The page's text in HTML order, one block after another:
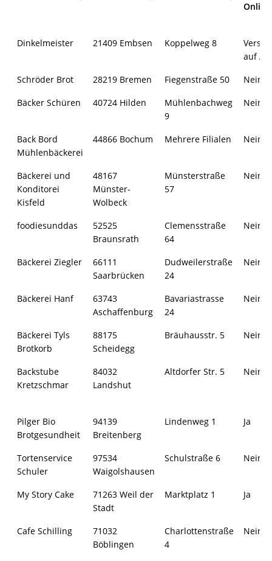
Dinkelmeister 21409 Embsen Koppelweg 8
auf
Schröder Brot
28219 Bremen Fiegenstraße 50
Nein
Bäcker Schüren
40724 Hilden
Mühlenbachweg
9
Nein
Back Bord
Mühlenbäckerei
44866 Bochum Mehrere Filialen Nein
Bäckerei und
Konditorei
Kisfeld
48167
Münster-
Wolbeck
Münsterstraße
57
Nein
foodiesunddas
52525
Braunsrath
Clemensstraße
64
Nein
Bäckerei Ziegler
66111
Saarbrücken
Dudweilerstraße
24
Nein
Bäckerei Hanf
63743
Aschaffenburg
Bavariastrasse
24
Nein
Bäckerei Tyls
Brotkorb
88175
Scheidegg
Bräuhausstr. 5 Nein
Backstube
Kretzschmar
84032
Landshut
Altdorfer Str. 5 Nein
Pilger Bio
Brotgesundheit
94139
Breitenberg
Lindenweg 1 Ja
Tortenservice
Schuler
97534
Waigolshausen
Schulstraße 6 Nein
My Story Cake
71263 Weil der
Stadt
Marktplatz 1 Ja
Cafe Schilling
71032
Böblingen
Charlottenstraße
4
Nein